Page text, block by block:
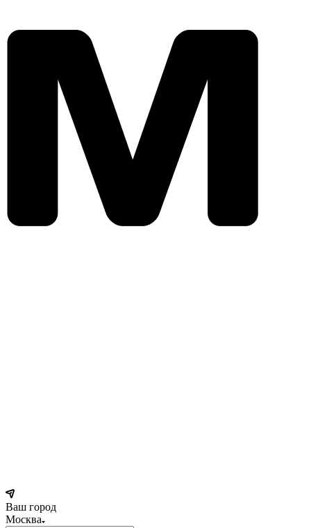
Ваш город
Москва